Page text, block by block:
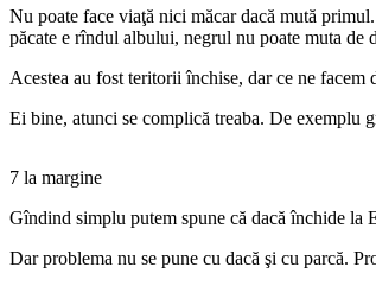
Nu poate face viaţă nici măcar dacă mută
păcate e rîndul albului, negrul nu poate muta de
Acestea au fost teritorii închise, dar ce ne facem
Ei bine, atunci se complică treaba. De exemplu
7 la margine
Gîndind simplu putem spune că dacă închide
Dar problema nu se pune cu dacă şi cu parcă.